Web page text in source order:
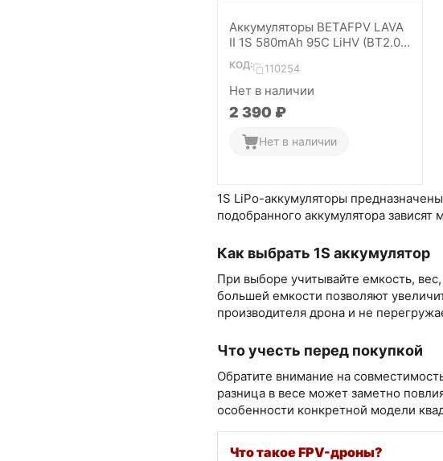
1S LiPo-аккумуляторы
подобранного аккумулятора
Как выбрать 1S аккумулятор
При выборе учитывайте емкость,
большей емкости позволяют
производителя дрона и не
Что учесть перед покупкой
Обратите внимание на
разница в весе может заметно
особенности конкретной модели
Что такое FPV-дроны?
Аккумуляторы BETAFPV LAVA
II 1S 580mAh 95C LiHV (BT2.0,
4 шт)
КОД: 110254
Нет в наличии
2 390 ₽
Нет в наличии